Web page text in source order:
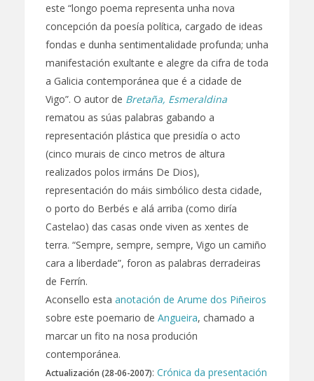
este “longo poema representa unha nova
concepción da poesía política, cargado de ideas
fondas e dunha sentimentalidade profunda; unha
manifestación exultante e alegre da cifra de toda
a Galicia contemporánea que é a cidade de
Vigo”. O autor de Bretaña, Esmeraldina
rematou as súas palabras gabando a
representación plástica que presidía o acto
(cinco murais de cinco metros de altura
realizados polos irmáns De Dios),
representación do máis simbólico desta cidade,
o porto do Berbés e alá arriba (como diría
Castelao) das casas onde viven as xentes de
terra. “Sempre, sempre, sempre, Vigo un camiño
cara a liberdade”, foron as palabras derradeiras
de Ferrín.
Aconsello esta anotación de Arume dos Piñeiros
sobre este poemario de Angueira, chamado a
marcar un fito na nosa produción
contemporánea.
Actualización (28-06-2007): Crónica da presentación